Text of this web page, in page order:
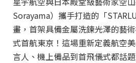
Sorayama）攜手打造的「
畫，首架具備金屬洗鍊光澤的藝
式首航東京！這場重新定義航空
言人、機上備品到首飛儀式都話